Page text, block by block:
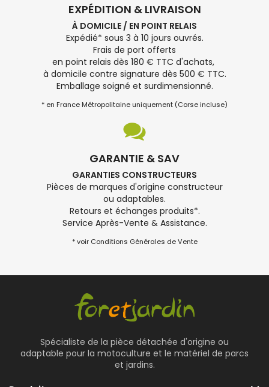
EXPÉDITION & LIVRAISON
À DOMICILE / EN POINT RELAIS
Expédié* sous 3 à 10 jours ouvrés.
Frais de port offerts
en point relais dès 180 € TTC d'achats,
à domicile contre signature dès 500 € TTC.
Emballage soigné et surdimensionné.
* en France Métropolitaine uniquement (Corse incluse)
GARANTIE & SAV
GARANTIES CONSTRUCTEURS
Pièces de marques d'origine constructeur
ou adaptables.
Retours et échanges produits*.
Service Après-Vente & Assistance.
* voir Conditions Générales de Vente
Spécialiste de la pièce détachée d'origine ou
adaptable pour la motoculture et le matériel de parcs
et jardins.